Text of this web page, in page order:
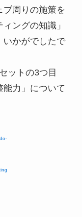
周りの施策を
ングの知識」
いかがでしたで
ットの3つ目
能力」について